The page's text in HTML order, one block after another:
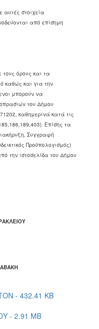
στοιχεία
από επίσημη
τους όρους και τα
καθώς και για την
μπορούν να
του Δήμου
καθημερινά κατά τις
Επίσης τα
Συγγραφή
Προϋπολογισμός)
την ιστοσελίδα του Δήμου
- 432.41 KB
- 2.91 MB